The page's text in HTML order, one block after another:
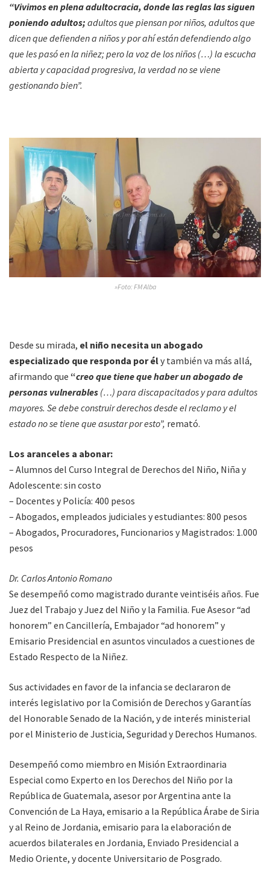
“Vivimos en plena adultocracia, donde las reglas las siguen
poniendo adultos; adultos que piensan por niños, adultos que
dicen que defienden a niños y por ahí están defendiendo algo
que les pasó en la niñez; pero la voz de los niños (…) la escucha
abierta y capacidad progresiva, la verdad no se viene
gestionando bien”.
»Foto: FM Alba
Desde su mirada, el niño necesita un abogado
especializado que responda por ély también va más allá,
afirmando que “creo que tiene que haber un abogado de
personas vulnerables (…) para discapacitados y para adultos
mayores. Se debe construir derechos desde el reclamo y el
estado no se tiene que asustar por esto”, remató.
Los aranceles a abonar:
– Alumnos del Curso Integral de Derechos del Niño, Niña y
Adolescente: sin costo
– Docentes y Policía: 400 pesos
– Abogados, empleados judiciales y estudiantes: 800 pesos
– Abogados, Procuradores, Funcionarios y Magistrados: 1.000
pesos
Dr. Carlos Antonio Romano
Se desempeñó como magistrado durante veintiséis años. Fue
Juez del Trabajo y Juez del Niño y la Familia. Fue Asesor “ad
honorem” en Cancillería, Embajador “ad honorem” y
Emisario Presidencial en asuntos vinculados a cuestiones de
Estado Respecto de la Niñez.
Sus actividades en favor de la infancia se declararon de
interés legislativo por la Comisión de Derechos y Garantías
del Honorable Senado de la Nación, y de interés ministerial
por el Ministerio de Justicia, Seguridad y Derechos Humanos.
Desempeñó como miembro en Misión Extraordinaria
Especial como Experto en los Derechos del Niño por la
República de Guatemala, asesor por Argentina ante la
Convención de La Haya, emisario a la República Árabe de Siria
y al Reino de Jordania, emisario para la elaboración de
acuerdos bilaterales en Jordania, Enviado Presidencial a
Medio Oriente, y docente Universitario de Posgrado.